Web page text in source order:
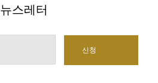
뉴스레터